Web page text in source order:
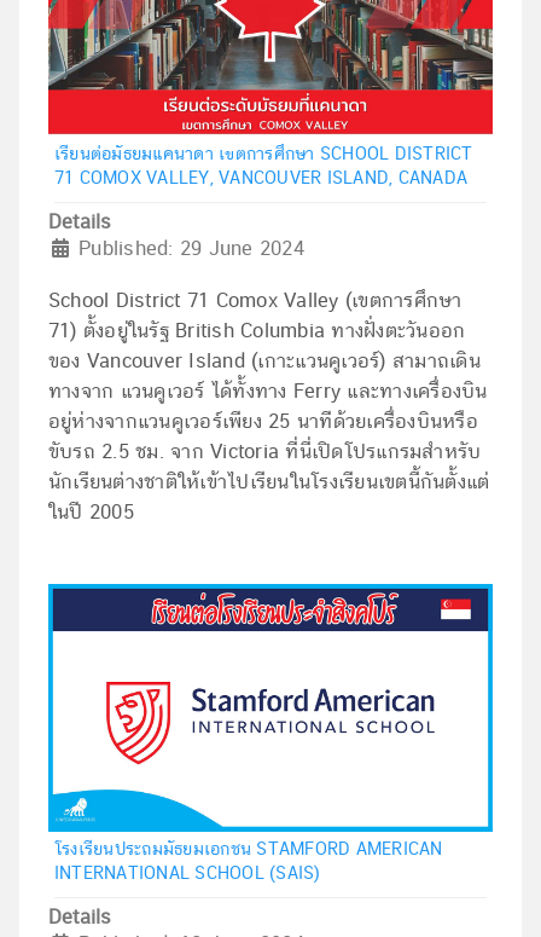
เรียนต่อมัธยมแคนาดา เขตการศึกษา SCHOOL DISTRICT
71 COMOX VALLEY, VANCOUVER ISLAND, CANADA
Details
Published: 29 June 2024
School District 71 Comox Valley (เขตการศึกษา
71) ตั้งอยู่ในรัฐ British Columbia ทางฝั่งตะวันออก
ของ Vancouver Island (เกาะแวนคูเวอร์) สามาถเดิน
ทางจาก แวนคูเวอร์ ได้ทั้งทาง Ferry และทางเครื่องบิน
อยู่ห่างจากแวนคูเวอร์เพียง 25 นาทีด้วยเครื่องบินหรือ
ขับรถ 2.5 ชม. จาก Victoria ที่นี่เปิดโปรแกรมสำหรับ
นักเรียนต่างชาติให้เข้าไปเรียนในโรงเรียนเขตนี้กันตั้งแต่
ในปี 2005
โรงเรียนประถมมัธยมเอกชน STAMFORD AMERICAN
INTERNATIONAL SCHOOL (SAIS)
Details